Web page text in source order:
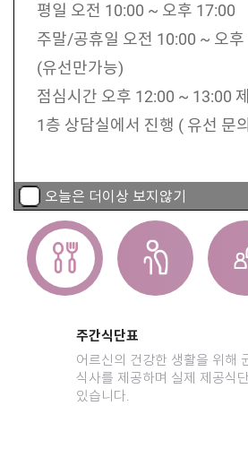
주간식단표
어르신의 건강한 생활을 위해
식사를 제공하며 실제 제공식
있습니다.
평일 오전 10:00 ~ 오후 16:00
주말 오전 10:00 ~ 오후 16:00
장소: 1층 로비
면회예약: 유선 02) 387-2200
7940
면회는 가급적 하루 전 어르신
방문날짜및시간 꼭 알려주시기
오늘은 더이상 보지않기
평일 오전 10:00 ~ 오후 17:00
주말/공휴일 오전 10:00 ~ 오후
(유선만가능)
점심시간 오후 12:00 ~ 13:00
1층 상담실에서 진행 ( 유선 문
오늘은 더이상 보지않기